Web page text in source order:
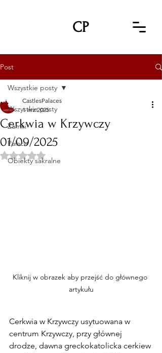
CP
Post
Wszystkie posty
Zamki
Pałace
Obiekty sakralne
Wszystkie posty
Cerkwia w Krzywczy
01/09/2025
CastlesPalaces
1 wrz 2025
Oceniono na NaN z 5 gwiazdek.
Kliknij w obrazek aby przejść do głównego
artykułu
Cerkwia w Krzywczy usytuowana w
centrum Krzywczy, przy głównej
drodze, dawna greckokatolicka cerkiew